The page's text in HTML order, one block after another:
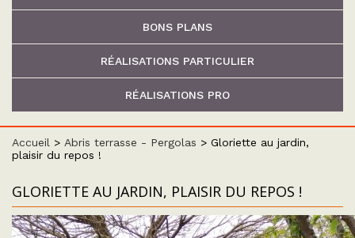
BONS PLANS
RÉALISATIONS PARTICULIER
RÉALISATIONS PRO
Accueil > Abris terrasse - Pergolas > Gloriette au jardin,
plaisir du repos !
GLORIETTE AU JARDIN, PLAISIR DU REPOS !